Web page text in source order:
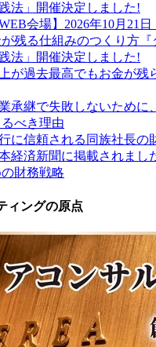
法」開催決定しました!
WEB会場】2026年10月21
残る仕組みのつくり方『
法」開催決定しました!
が過去最高でもお金が残
承継で失敗しないために
べき理由
に信頼される同族社長の
経済新聞に掲載されまし
財務戦略
ィングの原点